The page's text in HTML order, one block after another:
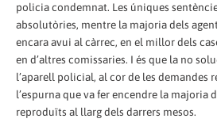
policia condemnat. Les úniques
absolutòries, mentre la majoria dels
encara avui al càrrec, en el millor dels
en d’altres comissaries. I és que la no
l’aparell policial, al cor de les demandes
l’espurna que va fer encendre la majoria
reproduïts al llarg dels darrers mesos.